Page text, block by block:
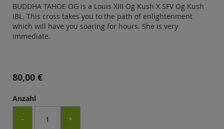
BUDDHA TAHOE OG is a Louis XIII Og Kush X SFV Og Kush
IBL. This cross takes you to the path of enlightenment
which will have you soaring for hours. She is very
immediate.
80,00 €
Anzahl
- +